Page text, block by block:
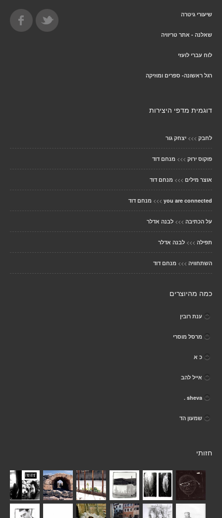
שיעורי גיטרה
שאלנה - אתר טריוויה
לוח עברי לועזי
רגל ראשונה- ספרים ומוזיקה
דוגמית מדפי היצירות
לחבק >>> יצחק גור
פוקוס ירוק >>> מנחם דוד
אוצר מילים >>> מנחם דוד
you are connected
>>> מנחם דוד
על הכתיבה >>> לבנה אדלר
תפילה >>> לבנה אדלר
השתחוויה >>> מנחם דוד
כמה מהיוצרים
ענת רובין
מרסל מוסרי
כ א
אייל להב
sheva .
שמעון הד
חזותי